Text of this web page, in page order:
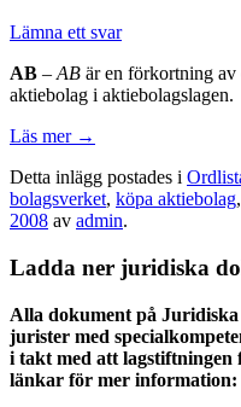
Lämna ett svar
AB – AB är en förkortning av
aktiebolag i aktiebolagslagen.
Läs mer →
Detta inlägg postades i
bolagsverket, köpa aktiebolag,
2008 av admin.
Ladda ner juridiska
Alla dokument på
jurister med
i takt med att lagstiftningen
länkar för mer information: